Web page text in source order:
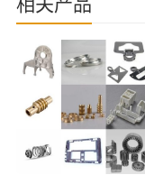
相关产品